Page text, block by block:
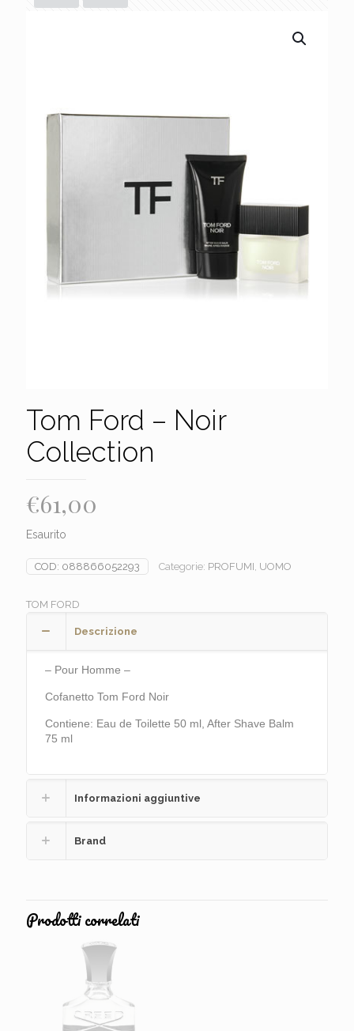
Tom Ford – Noir
Collection
€61,00
Esaurito
COD: 088866052293 Categorie: PROFUMI UOMO
TOM FORD
Descrizione
– Pour Homme –
Cofanetto Tom Ford Noir
Contiene: Eau de Toilette 50 ml, After Shave Balm
75 ml
Informazioni aggiuntive
Brand
Prodotti correlati